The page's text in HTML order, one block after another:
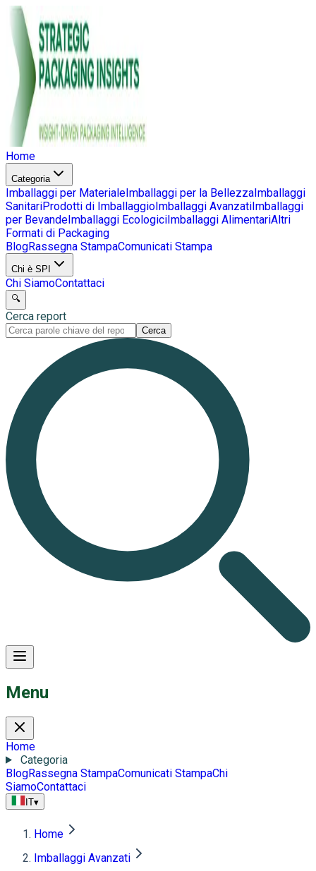
Home
Categoria
Imballaggi per MaterialeImballaggi per la BellezzaImballaggi
SanitariProdotti di ImballaggioImballaggi AvanzatiImballaggi
per BevandeImballaggi EcologiciImballaggi AlimentariAltri
Formati di Packaging
BlogRassegna StampaComunicati Stampa
Chi è SPI
Chi SiamoContattaci
🔍
Cerca report
Cerca
Menu
Home
Categoria
BlogRassegna StampaComunicati StampaChi
SiamoContattaci
IT▾
Home
Imballaggi Avanzati